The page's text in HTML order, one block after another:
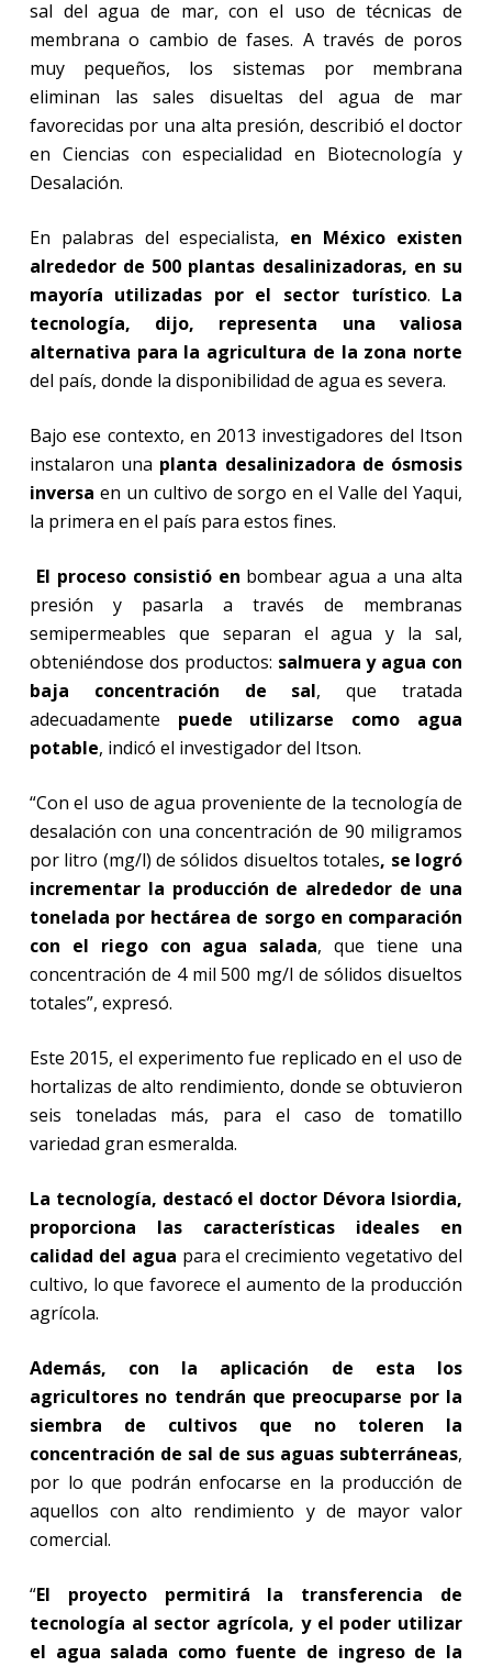
sal del agua de mar, con el uso de técnicas de
membrana o cambio de fases. A través de poros
muy pequeños, los sistemas por membrana
eliminan las sales disueltas del agua de mar
favorecidas por una alta presión, describió el doctor
en Ciencias con especialidad en Biotecnología y
Desalación.
En palabras del especialista, en México existen
alrededor de 500 plantas desalinizadoras, en su
mayoría utilizadas por el sector turístico. La
tecnología, dijo, representa una valiosa
alternativa para la agricultura de la zona norte
del país, donde la disponibilidad de agua es severa.
Bajo ese contexto, en 2013 investigadores del Itson
instalaron una planta desalinizadora de ósmosis
inversa en un cultivo de sorgo en el Valle del Yaqui,
la primera en el país para estos fines.
El proceso consistió en bombear agua a una alta
presión y pasarla a través de membranas
semipermeables que separan el agua y la sal,
obteniéndose dos productos: salmuera y agua con
baja concentración de sal, que tratada
adecuadamente puede utilizarse como agua
potable, indicó el investigador del Itson.
“Con el uso de agua proveniente de la tecnología de
desalación con una concentración de 90 miligramos
por litro (mg/l) de sólidos disueltos totales, se logró
incrementar la producción de alrededor de una
tonelada por hectárea de sorgo en comparación
con el riego con agua salada, que tiene una
concentración de 4 mil 500 mg/l de sólidos disueltos
totales”, expresó.
Este 2015, el experimento fue replicado en el uso de
hortalizas de alto rendimiento, donde se obtuvieron
seis toneladas más, para el caso de tomatillo
variedad gran esmeralda.
La tecnología, destacó el doctor Dévora Isiordia,
proporciona las características ideales en
calidad del agua para el crecimiento vegetativo del
cultivo, lo que favorece el aumento de la producción
agrícola.
Además, con la aplicación de esta los
agricultores no tendrán que preocuparse por la
siembra de cultivos que no toleren la
concentración de sal de sus aguas subterráneas,
por lo que podrán enfocarse en la producción de
aquellos con alto rendimiento y de mayor valor
comercial.
“El proyecto permitirá la transferencia de
tecnología al sector agrícola, y el poder utilizar
el agua salada como fuente de ingreso de la